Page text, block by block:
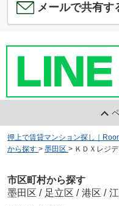
メールで共有す
押上で賃貸マンション探し｜
から探す > 墨田区 > ＫＤＸレジ
市区町村から探す
墨田区 / 足立区 / 港区 /